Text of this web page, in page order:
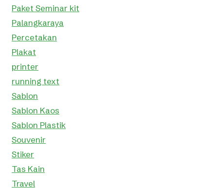
Paket Seminar kit
Palangkaraya
Percetakan
Plakat
printer
running text
Sablon
Sablon Kaos
Sablon Plastik
Souvenir
Stiker
Tas Kain
Travel